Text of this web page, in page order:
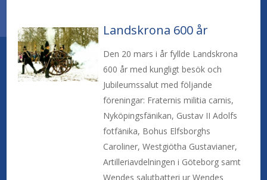
Landskrona 600 år
Den 20 mars i år fyllde Landskrona
600 år med kungligt besök och
Jubileumssalut med följande
föreningar: Fraternis militia carnis,
Nyköpingsfänikan, Gustav II Adolfs
fotfänika, Bohus Elfsborghs
Caroliner, Westgiötha Gustavianer,
Artilleriavdelningen i Göteborg samt
Wendes salutbatteri ur Wendes